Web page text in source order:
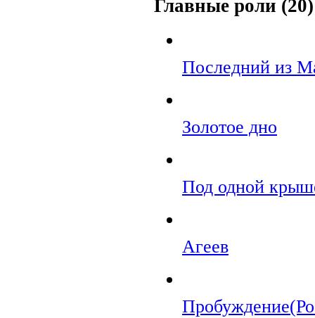
Главные роли (20)
Последний из
Золотое дно
Под одной
Агеев